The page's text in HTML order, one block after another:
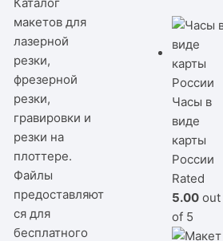
макетов для
лазерной
резки,
фрезерной
резки,
гравировки и
резки на
плоттере.
Файлы
предоставляют
ся для
бесплатного
Часы в
виде
карты
России
Rated
5.00 out
of 5